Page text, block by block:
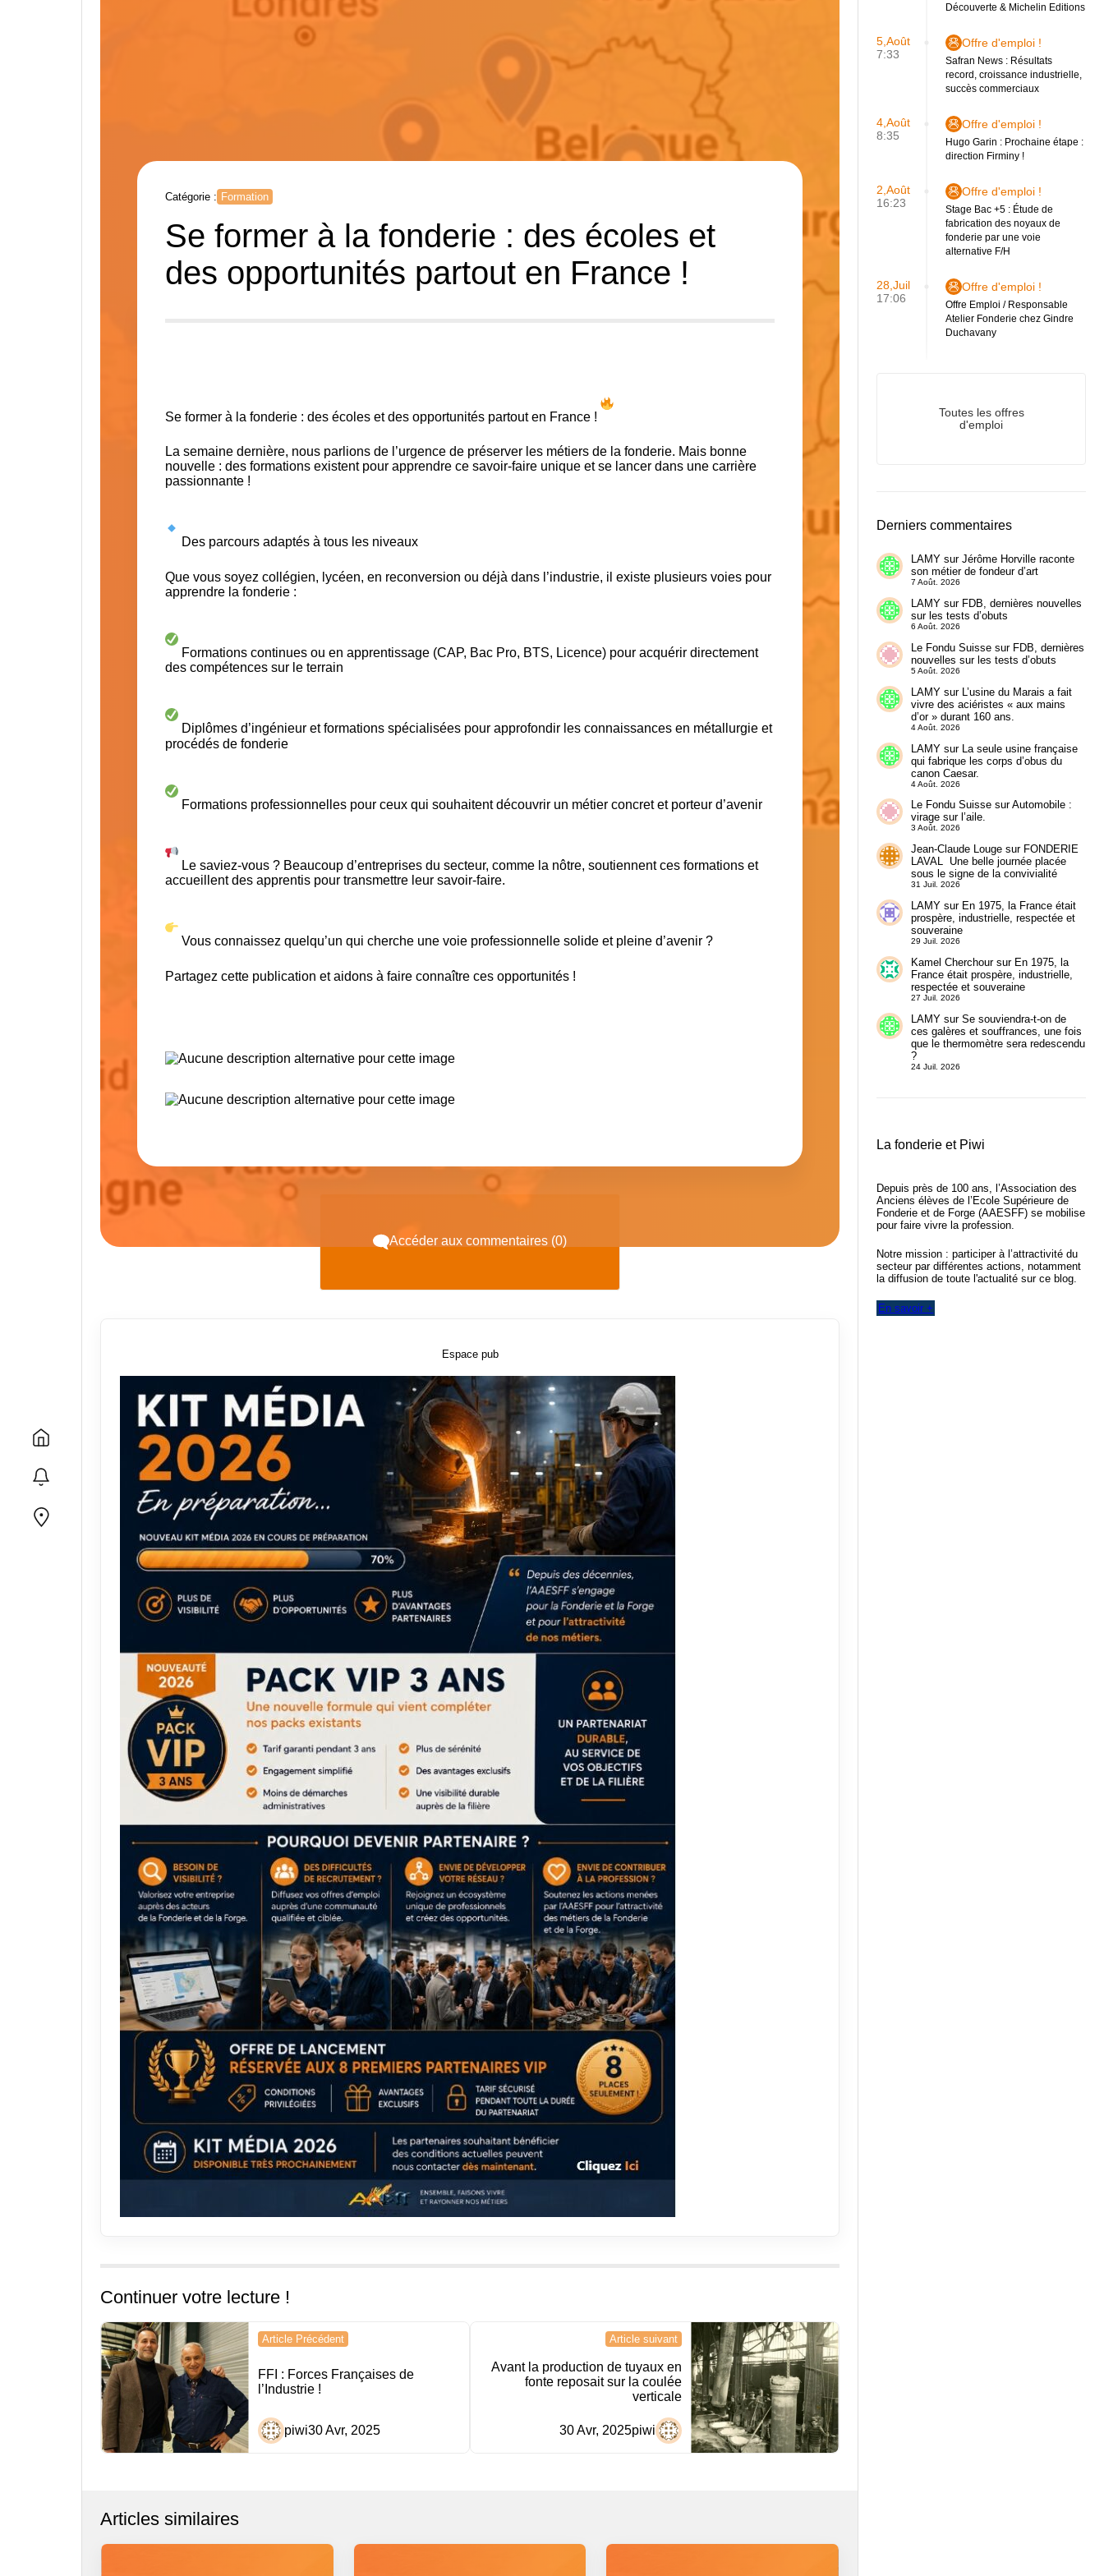
Catégorie : Formation
Se former à la fonderie : des écoles et
des opportunités partout en France !
Se former à la fonderie : des écoles et des opportunités partout en France !
La semaine dernière, nous parlions de l’urgence de préserver les métiers de la fonderie. Mais bonne
nouvelle : des formations existent pour apprendre ce savoir-faire unique et se lancer dans une carrière
passionnante !
Des parcours adaptés à tous les niveaux
Que vous soyez collégien, lycéen, en reconversion ou déjà dans l’industrie, il existe plusieurs voies pour
apprendre la fonderie :
Formations continues ou en apprentissage (CAP, Bac Pro, BTS, Licence) pour acquérir directement
des compétences sur le terrain
Diplômes d’ingénieur et formations spécialisées pour approfondir les connaissances en métallurgie et
procédés de fonderie
Formations professionnelles pour ceux qui souhaitent découvrir un métier concret et porteur d’avenir
Le saviez-vous ? Beaucoup d’entreprises du secteur, comme la nôtre, soutiennent ces formations et
accueillent des apprentis pour transmettre leur savoir-faire.
Vous connaissez quelqu’un qui cherche une voie professionnelle solide et pleine d’avenir ?
Partagez cette publication et aidons à faire connaître ces opportunités !
Accéder aux commentaires (0)
Espace pub
Continuer votre lecture !
Navigation
de
l’article
Article Précédent
FFI : Forces Françaises de
l’Industrie !
piwi30 Avr, 2025
Article suivant
Avant la production de tuyaux en
fonte reposait sur la coulée
verticale
piwi
30 Avr, 2025
Articles similaires
Découverte & Michelin Editions
5,Août
7:33
Offre d'emploi !
Safran News : Résultats
record, croissance industrielle,
succès commerciaux
4,Août
8:35
Offre d'emploi !
Hugo Garin : Prochaine étape :
direction Firminy !
2,Août
16:23
Offre d'emploi !
Stage Bac +5 : Étude de
fabrication des noyaux de
fonderie par une voie
alternative F/H
28,Juil
17:06
Offre d'emploi !
Offre Emploi / Responsable
Atelier Fonderie chez Gindre
Duchavany
Toutes les offres
d'emploi
Derniers commentaires
LAMYsur Jérôme Horville raconte
son métier de fondeur d’art
7 Août. 2026
LAMYsur FDB, dernières nouvelles
sur les tests d’obuts
6 Août. 2026
Le Fondu Suissesur FDB, dernières
nouvelles sur les tests d’obuts
5 Août. 2026
LAMYsur L’usine du Marais a fait
vivre des aciéristes « aux mains
d’or » durant 160 ans.
4 Août. 2026
LAMYsur La seule usine française
qui fabrique les corps d’obus du
canon Caesar.
4 Août. 2026
Le Fondu SuissesurAutomobile :
virage sur l’aile.
3 Août. 2026
Jean-Claude Lougesur FONDERIE
LAVAL Une belle journée placée
sous le signe de la convivialité
31 Juil. 2026
LAMYsur En 1975, la France était
prospère, industrielle, respectée et
souveraine
29 Juil. 2026
Kamel Cherchoursur En 1975, la
France était prospère, industrielle,
respectée et souveraine
27 Juil. 2026
LAMYsur Se souviendra-t-on de
ces galères et souffrances, une fois
que le thermomètre sera redescendu
?
24 Juil. 2026
La fonderie et Piwi
Depuis près de 100 ans, l’Association des
Anciens élèves de l’Ecole Supérieure de
Fonderie et de Forge (AAESFF) se mobilise
pour faire vivre la profession.
Notre mission : participer à l’attractivité du
secteur par différentes actions, notamment
la diffusion de toute l'actualité sur ce blog.
En savoir +